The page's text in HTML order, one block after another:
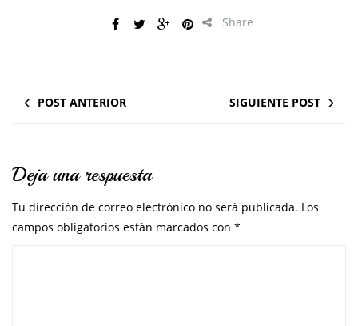
Share
POST ANTERIOR SIGUIENTE POST
Deja una respuesta
Tu dirección de correo electrónico no será publicada. Los
campos obligatorios están marcados con *